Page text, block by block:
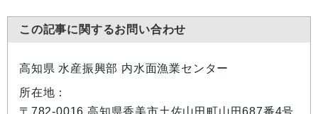
この記事に関するお問い合わせ
高知県 水産振興部 内水面漁業センター
所在地：